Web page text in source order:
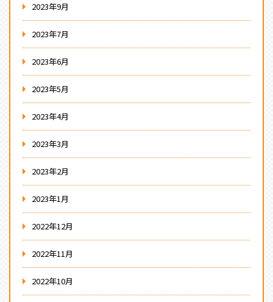
2023年9月
2023年7月
2023年6月
2023年5月
2023年4月
2023年3月
2023年2月
2023年1月
2022年12月
2022年11月
2022年10月